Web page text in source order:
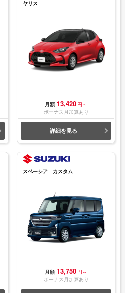
ヤリス
月額 13,420 円～
ボーナス月加算あり
詳細を見る
スペーシア カスタム
月額 13,750 円～
ボーナス月加算あり